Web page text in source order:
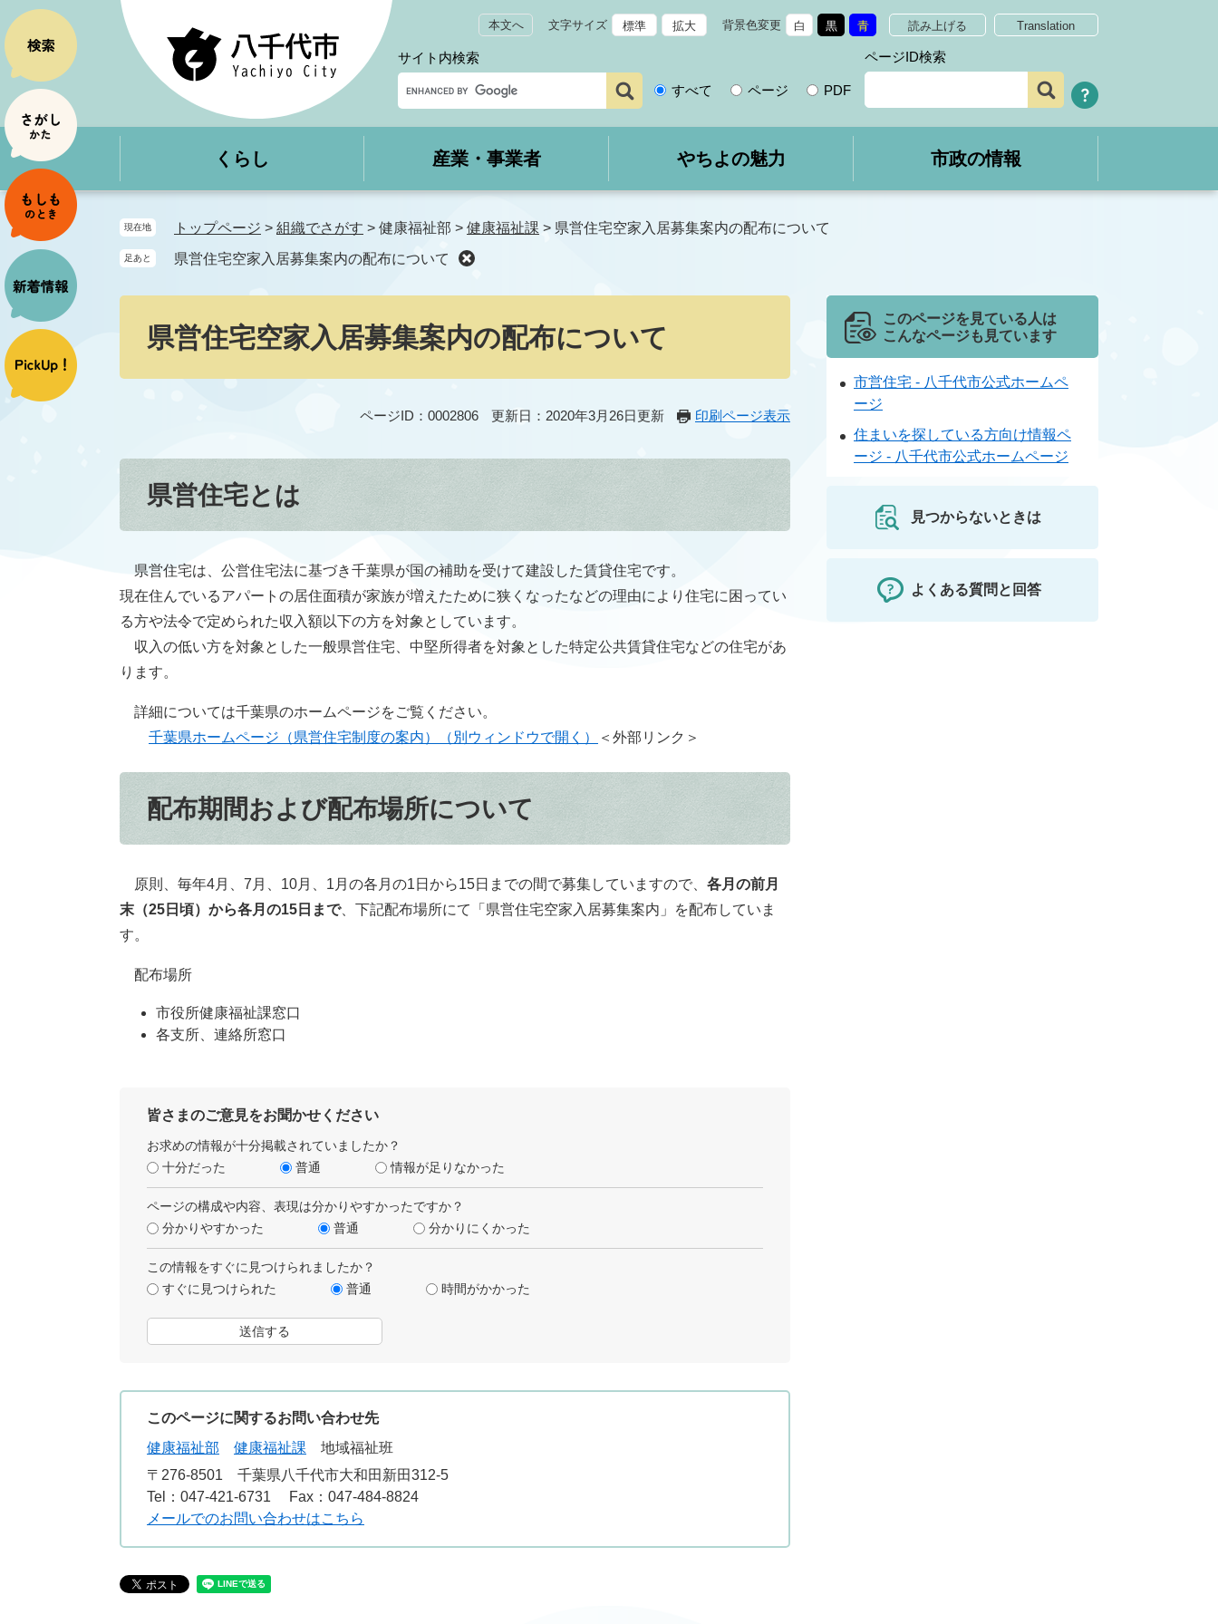
ー
ジ
の
先
頭
で
す
。
ニ
ュ
ー
を
飛
ば
し
て
本
文
本文へ 文字サイズ 標準 拡大 背景色変更 白 黒 青 読み上げる Translation
サイト内検索
すべて ページ PDF
ページID検索
くらし 産業・事業者 やちよの魅力 市政の情報
現在地 トップページ > 組織でさがす > 健康福祉部 > 健康福祉課 > 県営住宅空家入居募集案内の配布について
足あと 県営住宅空家入居募集案内の配布について
県営住宅空家入居募集案内の配布について
ページID：0002806 更新日：2020年3月26日更新 印刷ページ表示
県営住宅とは
県営住宅は、公営住宅法に基づき千葉県が国の補助を受けて建設した賃貸住宅です。
現在住んでいるアパートの居住面積が家族が増えたために狭くなったなどの理由により住宅に困ってい
る方や法令で定められた収入額以下の方を対象としています。
収入の低い方を対象とした一般県営住宅、中堅所得者を対象とした特定公共賃貸住宅などの住宅があ
ります。
詳細については千葉県のホームページをご覧ください。
千葉県ホームページ（県営住宅制度の案内）（別ウィンドウで開く）
＜外部リンク＞
配布期間および配布場所について
原則、毎年4月、7月、10月、1月の各月の1日から15日までの間で募集していますので、 各月の前月
末（25日頃）から各月の15日まで、下記配布場所にて「県営住宅空家入居募集案内」を配布していま
す。
配布場所
市役所健康福祉課窓口
各支所、連絡所窓口
皆さまのご意見をお聞かせください
お求めの情報が十分掲載されていましたか？
十分だった
普通 情報が足りなかった
ページの構成や内容、表現は分かりやすかったですか？
分かりやすかった
普通 分かりにくかった
この情報をすぐに見つけられましたか？
すぐに見つけられた
普通 時間がかかった
このページに関するお問い合わせ先
健康福祉部
健康福祉課
地域福祉班
〒276-8501
千葉県八千代市大和田新田312-5
Tel：047-421-6731
Fax：047-484-8824
メールでのお問い合わせはこちら
このページを見ている人は
こんなページも見ています
市営住宅 - 八千代市公式ホームペ
ージ
住まいを探している方向け情報ペ
ージ - 八千代市公式ホームページ
見つからないときは
よくある質問と回答